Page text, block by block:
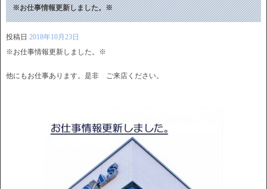
※お仕事情報更新しました。※
投稿日 2018年10月23日
※お仕事情報更新しました。※
他にもお仕事あります。是非 ご来店ください。